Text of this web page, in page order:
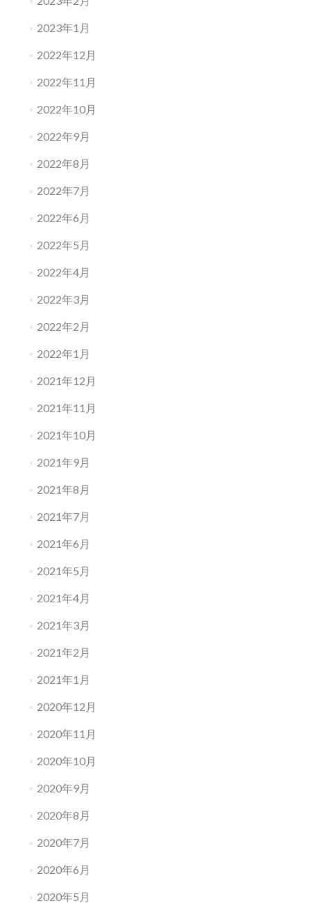
2023年1月
2022年12月
2022年11月
2022年10月
2022年9月
2022年8月
2022年7月
2022年6月
2022年5月
2022年4月
2022年3月
2022年2月
2022年1月
2021年12月
2021年11月
2021年10月
2021年9月
2021年8月
2021年7月
2021年6月
2021年5月
2021年4月
2021年3月
2021年2月
2021年1月
2020年12月
2020年11月
2020年10月
2020年9月
2020年8月
2020年7月
2020年6月
2020年5月